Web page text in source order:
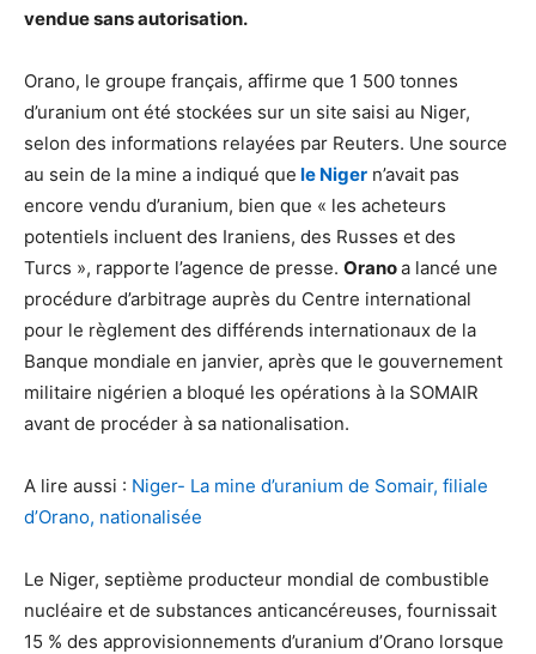
vendue sans autorisation.
Orano, le groupe français, affirme que 1 500 tonnes
d’uranium ont été stockées sur un site saisi au Niger,
selon des informations relayées par Reuters. Une source
au sein de la mine a indiqué que le Niger n’avait pas
encore vendu d’uranium, bien que « les acheteurs
potentiels incluent des Iraniens, des Russes et des
Turcs », rapporte l’agence de presse. Oranoa lancé une
procédure d’arbitrage auprès du Centre international
pour le règlement des différends internationaux de la
Banque mondiale en janvier, après que le gouvernement
militaire nigérien a bloqué les opérations à la SOMAIR
avant de procéder à sa nationalisation.
A lire aussi : Niger- La mine d’uranium de Somair, filiale
d’Orano, nationalisée
Le Niger, septième producteur mondial de combustible
nucléaire et de substances anticancéreuses, fournissait
15 % des approvisionnements d’uranium d’Orano lorsque